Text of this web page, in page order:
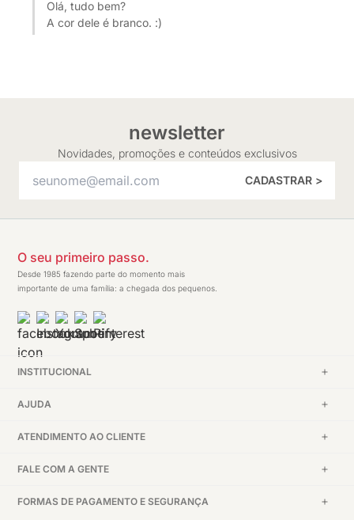
Olá, tudo bem?
A cor dele é branco. :)
newsletter
Novidades, promoções e conteúdos exclusivos
CADASTRAR >
O seu primeiro passo.
Desde 1985 fazendo parte do momento mais
importante de uma família: a chegada dos pequenos.
INSTITUCIONAL
AJUDA
ATENDIMENTO AO CLIENTE
FALE COM A GENTE
FORMAS DE PAGAMENTO E SEGURANÇA